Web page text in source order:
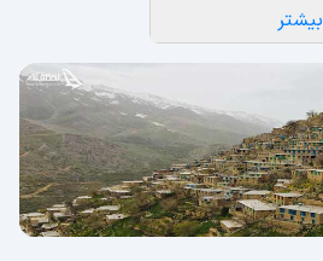
سلین
روستای سلین